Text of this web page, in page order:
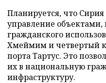
Планируется, что Сирия
управление
гражданского
Хмеймим и четвертый
порта Тартус. Это
их в национальную
инфраструктуру.